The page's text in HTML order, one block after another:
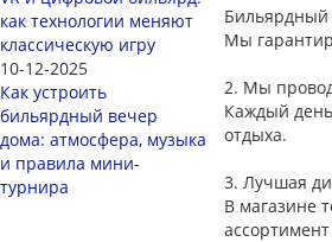
Бильярдный
Мы
2. Мы
Каждый
отдыха.
3. Лучшая
В магазине
как технологии меняют
классическую игру
10-12-2025
Как устроить
бильярдный вечер
дома: атмосфера, музыка
и правила мини-
турнира